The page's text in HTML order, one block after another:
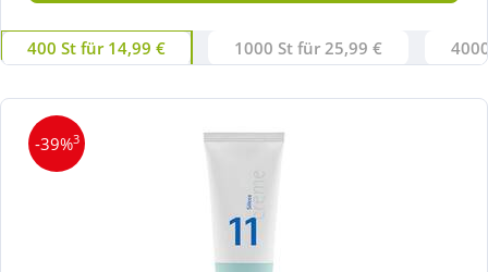
400 St für 14,99 € 1000 St für 25,99 €
-39%3